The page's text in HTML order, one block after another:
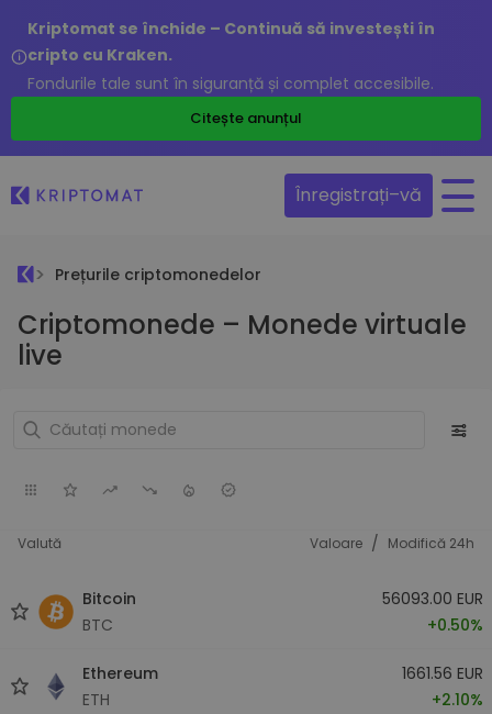
Kriptomat se închide – Continuă să investești în
cripto cu Kraken.
Fondurile tale sunt în siguranță și complet accesibile.
Citește anunțul
Înregistrați–vă
Prețurile criptomonedelor
Criptomonede – Monede virtuale
live
Valută Valoare / Modifică 24h
Bitcoin
BTC
56093.00 EUR
+0.50%
Ethereum
ETH
1661.56 EUR
+2.10%